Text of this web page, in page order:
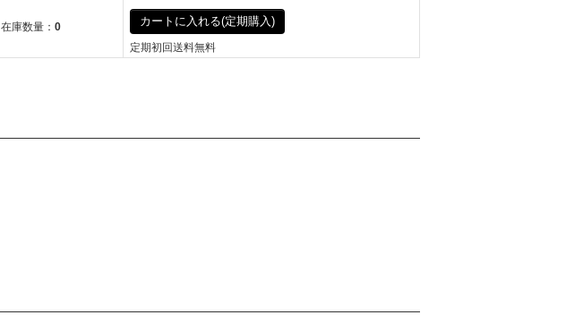
在庫数量： 0 カートに入れる(定期購入)
定期初回送料無料